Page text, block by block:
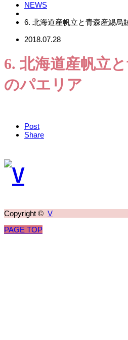
NEWS
6. 北海道産帆立と青森産鯣烏
2018.07.28
6. 北海道産帆立
のパエリア
Post
Share
Copyright © V
PAGE TOP